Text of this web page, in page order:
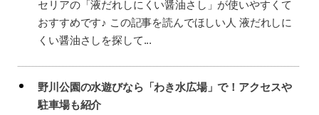
セリアの「液だれしにくい醤油さし」が使いやすくて
おすすめです♪ この記事を読んでほしい人 液だれしに
くい醤油さしを探して...
野川公園の水遊びなら「わき水広場」で！アクセスや
駐車場も紹介